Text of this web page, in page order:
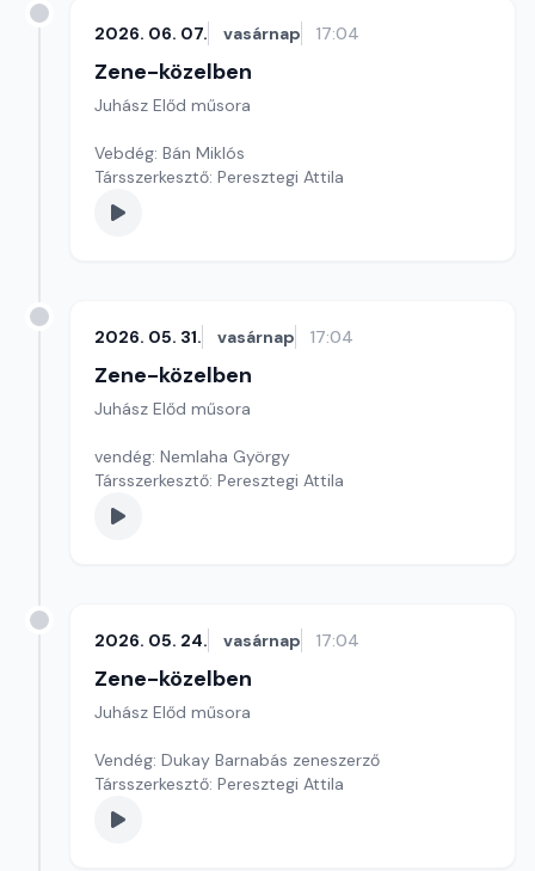
2026. 06. 07. vasárnap 17:04
Zene-közelben
Juhász Előd műsora
Vebdég: Bán Miklós
Társszerkesztő: Peresztegi Attila
2026. 05. 31. vasárnap 17:04
Zene-közelben
Juhász Előd műsora
vendég: Nemlaha György
Társszerkesztő: Peresztegi Attila
2026. 05. 24. vasárnap 17:04
Zene-közelben
Juhász Előd műsora
Vendég: Dukay Barnabás zeneszerző
Társszerkesztő: Peresztegi Attila